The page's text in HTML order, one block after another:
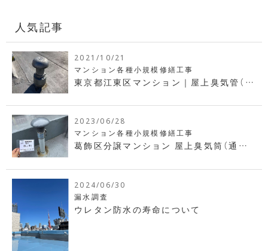
人気記事
2021/10/21
マンション各種小規模修繕工事
東京都江東区マンション｜屋上臭気管（臭
2023/06/28
マンション各種小規模修繕工事
葛飾区分譲マンション 屋上臭気筒（通気
2024/06/30
漏水調査
ウレタン防水の寿命について